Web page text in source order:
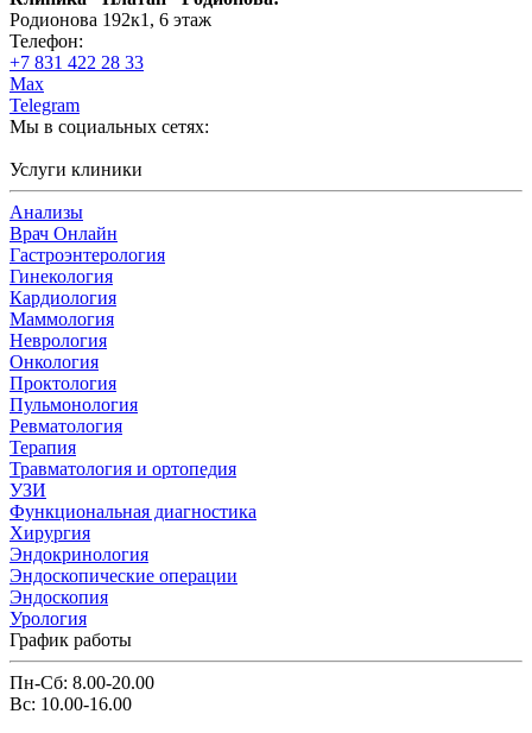
Родионова 192к1, 6 этаж
Телефон:
+7 831 422 28 33
Max
Telegram
Мы в социальных сетях:
Услуги клиники
Анализы
Врач Онлайн
Гастроэнтерология
Гинекология
Кардиология
Маммология
Неврология
Онкология
Проктология
Пульмонология
Ревматология
Терапия
Травматология и ортопедия
УЗИ
Функциональная диагностика
Хирургия
Эндокринология
Эндоскопические операции
Эндоскопия
Урология
График работы
Пн-Сб: 8.00-20.00
Вс: 10.00-16.00